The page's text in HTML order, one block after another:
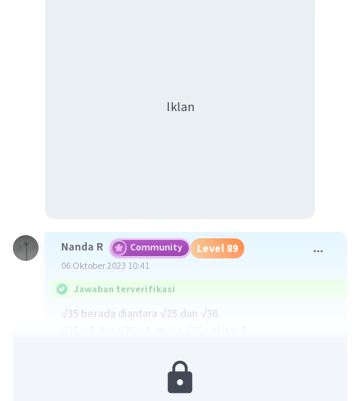
Iklan
Nanda R Community Level 89
06 Oktober 2023 10:41
Jawaban terverifikasi
√35 berada diantara √25 dan √36.